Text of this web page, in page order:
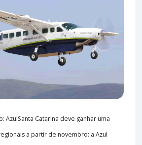
AzulSanta Catarina deve ganhar uma
a partir de novembro: a Azul